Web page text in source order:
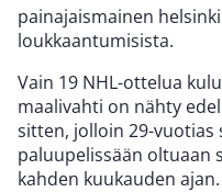
painajaismainen
loukkaantumisista.
Vain 19 NHL-ottelua
maalivahti on nähty
sitten, jolloin 29-
paluupelissään oltuaan
kahden kuukauden ajan.